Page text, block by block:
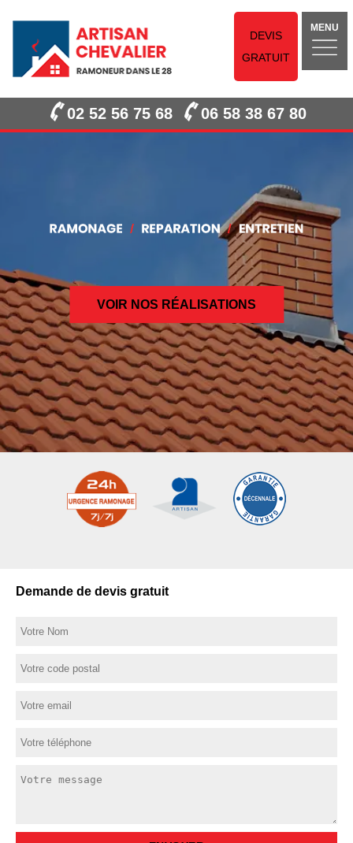
DEVIS
GRATUIT
MENU
02 52 56 75 68 06 58 38 67 80
VOIR NOS RÉALISATIONS
Demande de devis gratuit